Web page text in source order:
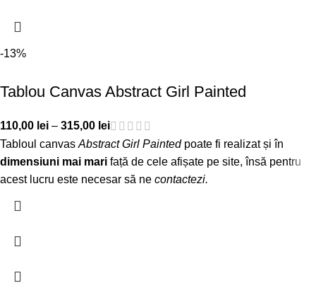
-13%
Tablou Canvas Abstract Girl Painted
110,00 lei – 315,00 lei
Tabloul canvas Abstract Girl Paintedpoate fi realizat și în
dimensiuni mai mari față de cele afișate pe site, însă pentru
acest lucru este necesar să ne contactezi.